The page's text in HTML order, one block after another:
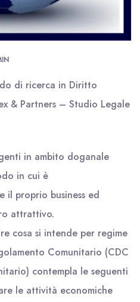
di ricerca in Diritto
& Partners – Studio Legale
in ambito doganale
in cui è
il proprio business ed
attrattivo.
cosa si intende per regime
Comunitario (CDC
contempla le seguenti
le attività economiche